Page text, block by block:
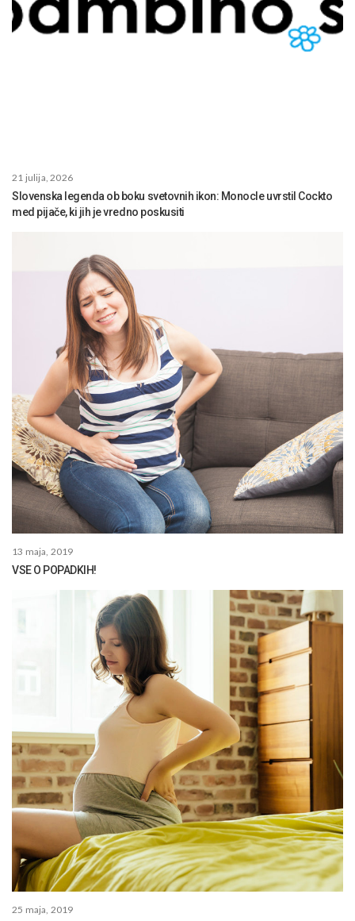
21 julija, 2026
Slovenska legenda ob boku svetovnih ikon: Monocle uvrstil Cockto
med pijače, ki jih je vredno poskusiti
13 maja, 2019
VSE O POPADKIH!
25 maja, 2019